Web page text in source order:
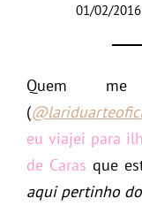
01/02/2016
Quem
(
eu viajei para
de Caras que
aqui pertinho